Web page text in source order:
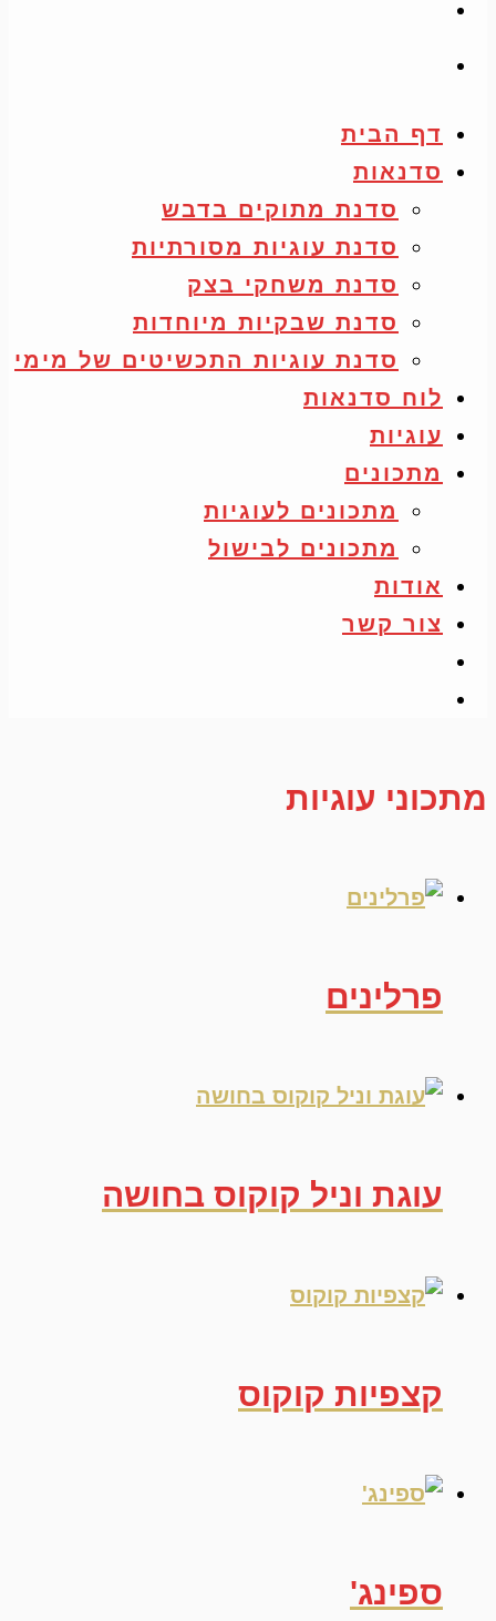
דף הבית
סדנאות
סדנת מתוקים בדבש
סדנת עוגיות מסורתיות
סדנת משחקי בצק
סדנת שבקיות מיוחדות
סדנת עוגיות התכשיטים של מימי
לוח סדנאות
עוגיות
מתכונים
מתכונים לעוגיות
מתכונים לבישול
אודות
צור קשר
מתכוני עוגיות
פרלינים
עוגת וניל קוקוס בחושה
קצפיות קוקוס
ספינג'